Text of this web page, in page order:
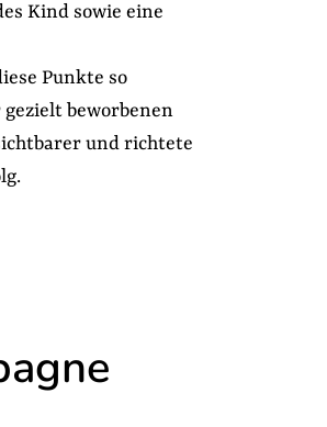
Kind sowie eine
Punkte so
beworbenen
und richtete